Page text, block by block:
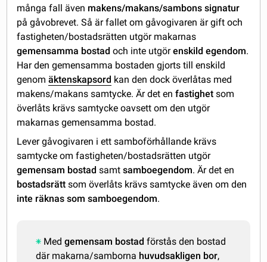
många fall även makens/makans/sambons signatur
på gåvobrevet. Så är fallet om gåvogivaren är gift och
fastigheten/bostadsrätten utgör makarnas
gemensamma bostad och inte utgörenskild egendom.
Har den gemensamma bostaden gjorts till enskild
genomäktenskapsord kan den dock överlåtas med
makens/makans samtycke. Är det enfastighet som
överlåts krävs samtycke oavsett om den utgör
makarnas gemensamma bostad.
Lever gåvogivaren i ett samboförhållande krävs
samtycke om fastigheten/bostadsrätten utgör
gemensam bostad samtsamboegendom. Är det en
bostadsrätt som överlåts krävs samtycke även om den
inte räknas som samboegendom.
Medgemensam bostad förstås den bostad
där makarna/samborna huvudsakligen bor,